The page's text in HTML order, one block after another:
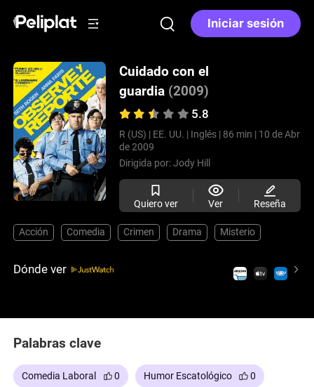
Iniciar sesión
Cuidado con el
guardia (2009)
5.8
R (US) | EE. UU. | Inglés | 86 min | 10 de Abr
de 2009
Dirigida por:Jody Hill
Quiero ver Ver Reseña
Acción Comedia Crimen Drama Misterio
Dónde ver
Palabras clave
Comedia Laboral 0 Humor Escatológico 0